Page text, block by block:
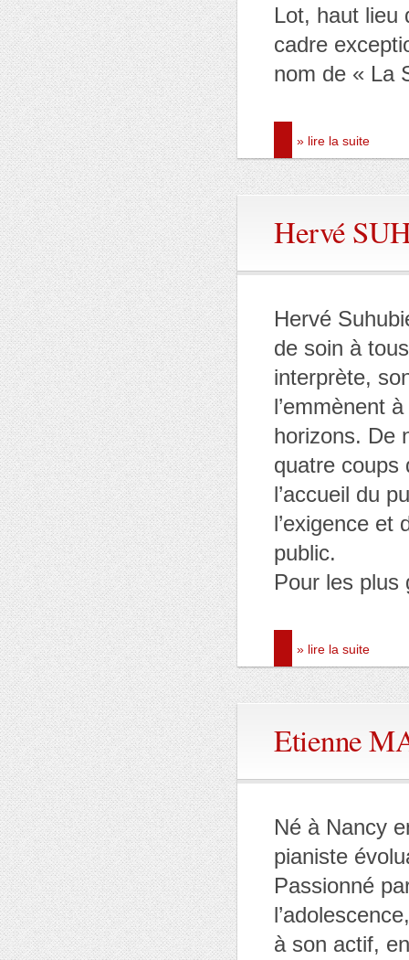
Lot, haut lieu
cadre
nom de « La
» lire la suite
Hervé
Hervé
de soin à
interprète,
l’emmènent
horizons. De
quatre coups
l’accueil du
l’exigence et
public.
Pour les
» lire la suite
Etienne
Né à Nancy
pianiste
Passionné
à son actif,